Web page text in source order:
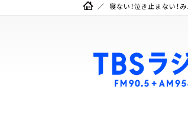
寝ない！泣き止まない！